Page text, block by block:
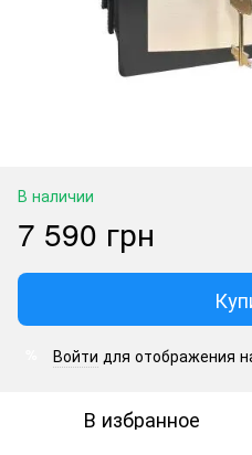
В наличии
7 590 грн
Войти для отображения
В избранное